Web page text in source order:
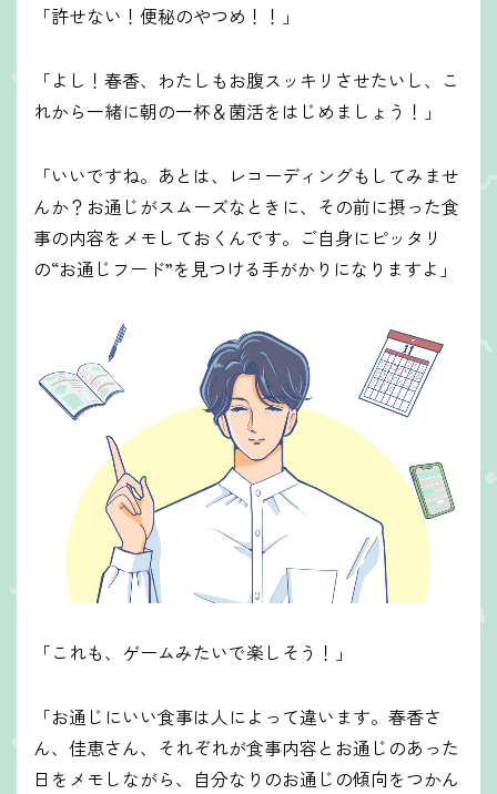
「許せない！便秘のやつめ！！」
「よし！春香、わたしもお腹スッキリさせたいし、こ
れから一緒に朝の一杯＆菌活をはじめましょう！」
「いいですね。あとは、レコーディングもしてみませ
んか？お通じがスムーズなときに、その前に摂った食
事の内容をメモしておくんです。ご自身にピッタリ
の“お通じフード”を見つける手がかりになりますよ」
「これも、ゲームみたいで楽しそう！」
「お通じにいい食事は人によって違います。春香さ
ん、佳恵さん、それぞれが食事内容とお通じのあった
日をメモしながら、自分なりのお通じの傾向をつかん